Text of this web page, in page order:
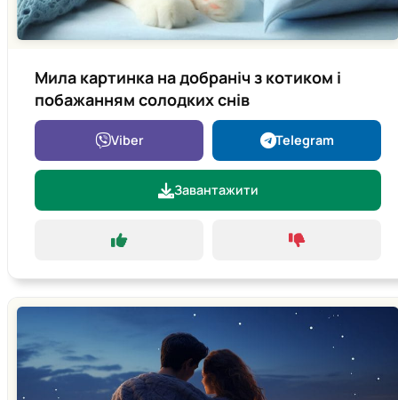
Мила картинка на добраніч з котиком і
побажанням солодких снів
Viber Telegram
Завантажити